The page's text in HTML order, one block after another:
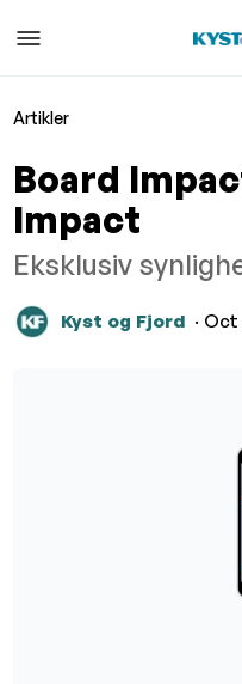
Artikler
Board
Impact
Eksklusiv
Kyst og Fjord ·